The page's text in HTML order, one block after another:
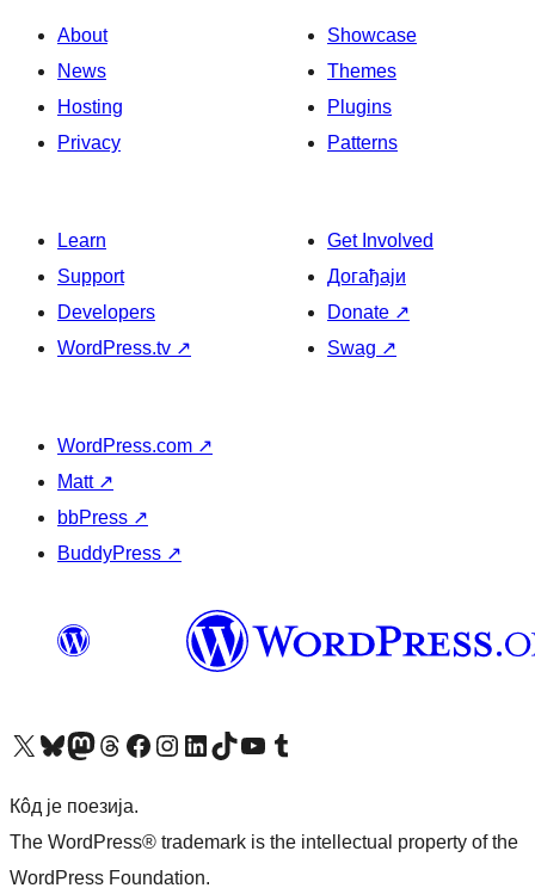
About
News
Hosting
Privacy
Showcase
Themes
Plugins
Patterns
Learn
Support
Developers
WordPress.tv ↗
Get Involved
Догађаји
Donate ↗
Swag ↗
WordPress.com ↗
Matt ↗
bbPress ↗
BuddyPress ↗
Visit our X (formerly Twitter) account
Посетите наш Bluesky налог
Visit our Mastodon account
Посетите наш налог на Threads-у Visit our Facebook pageПосетите наш Инстаграм налог
Visit our LinkedIn account
Посетите наш TikTok налог
Visit our YouTube channel
Посетите наш Tumblr налог
Кôд је поезија.
The WordPress® trademark is the intellectual property of the
WordPress Foundation.